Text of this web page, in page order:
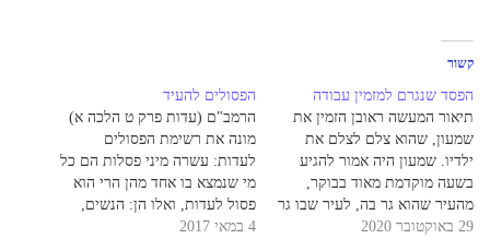
קשור
הפסד שנגרם למזמין עבודה
תיאור המעשה ראובן הזמין את
שמעון, שהוא צלם לצלם את
ילדיו. שמעון היה אמור להגיע
בשעה מוקדמת מאוד בבוקר,
מהעיר שהוא גר בה, לעיר שבו גר
ראובן. ההזמנה התבצעה חודש
29 באוקטובר 2020
הפסולים להעיד
הרמב"ם (עדות פרק ט הלכה א)
מונה את רשימת הפסולים
לעדות: עשרה מיני פסלות הם כל
מי שנמצא בו אחד מהן הרי הוא
פסול לעדות, ואלו הן: הנשים,
והעבדים, והקטנים, והשוטים,
4 במאי 2017